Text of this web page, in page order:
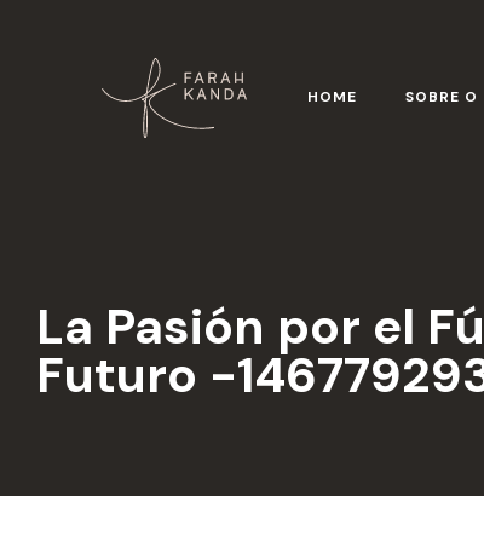
HOME SOBRE O
La Pasión por el
Futuro -